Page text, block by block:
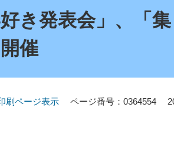
好き発表会」、「
催
刷ページ表示 ページ番号：0364554